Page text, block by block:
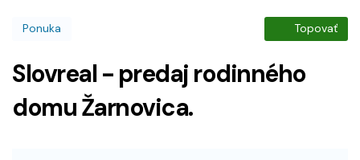
Ponuka Topovať
Slovreal - predaj rodinného
domu Žarnovica.